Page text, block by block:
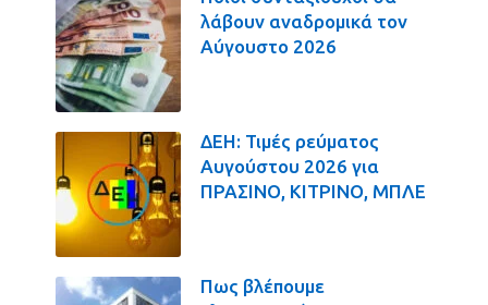
λάβουν αναδρομικά τον
Αύγουστο 2026
ΔΕΗ: Τιμές ρεύματος
Αυγούστου 2026 για
ΠΡΑΣΙΝΟ, ΚΙΤΡΙΝΟ, ΜΠΛΕ
Πως βλέπουμε